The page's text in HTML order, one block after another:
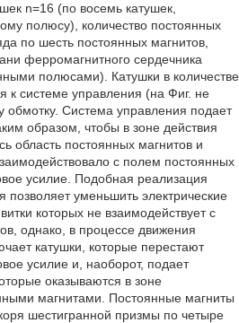
n=16 (по восемь катушек,
полюсу), количество постоянных
по шесть постоянных магнитов,
ферромагнитного сердечника
полюсами). Катушки в количестве
к системе управления (на Фиг. не
обмотку. Система управления подает
образом, чтобы в зоне действия
область постоянных магнитов и
с полем постоянных
усилие. Подобная реализация
позволяет уменьшить электрические
которых не взаимодействует с
однако, в процессе движения
катушки, которые перестают
усилие и, наоборот, подает
оказываются в зоне
магнитами. Постоянные магниты
шестигранной призмы по четыре